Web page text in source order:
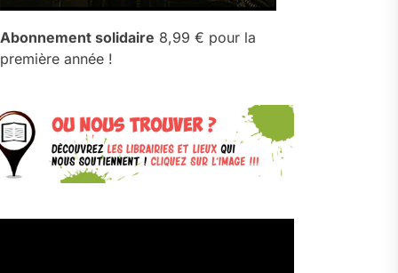
Abonnement solidaire 8,99 € pour la
première année !